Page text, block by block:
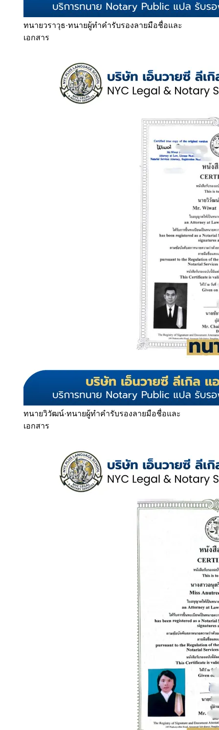
ทนายวราวุธ·ทนายผู้ทำคำรับรองลายมือชื่อและ
เอกสาร
ทนายวิวัฒน์·ทนายผู้ทำคำรับรองลายมือชื่อและ
เอกสาร